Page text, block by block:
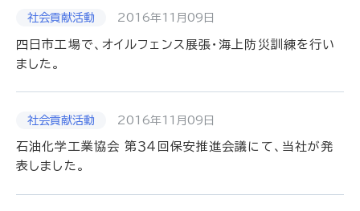
2016年11月09日
四日市工場で、オイルフェンス展張・海上防災訓練を行い
ました。
2016年11月09日
石油化学工業協会 第３４回保安推進会議にて、当社が発
表しました。